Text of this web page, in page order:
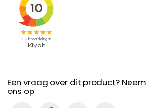
Een vraag over dit product? Neem
ons op